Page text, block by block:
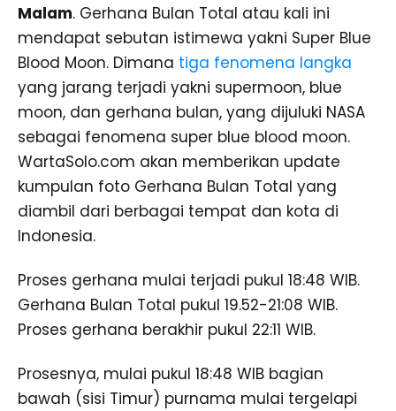
Malam. Gerhana Bulan Total atau kali ini
mendapat sebutan istimewa yakni Super Blue
Blood Moon. Dimana tiga fenomena langka
yang jarang terjadi yakni supermoon, blue
moon, dan gerhana bulan, yang dijuluki NASA
sebagai fenomena super blue blood moon.
WartaSolo.com akan memberikan update
kumpulan foto Gerhana Bulan Total yang
diambil dari berbagai tempat dan kota di
Indonesia.
Proses gerhana mulai terjadi pukul 18:48 WIB.
Gerhana Bulan Total pukul 19.52-21:08 WIB.
Proses gerhana berakhir pukul 22:11 WIB.
Prosesnya, mulai pukul 18:48 WIB bagian
bawah (sisi Timur) purnama mulai tergelapi